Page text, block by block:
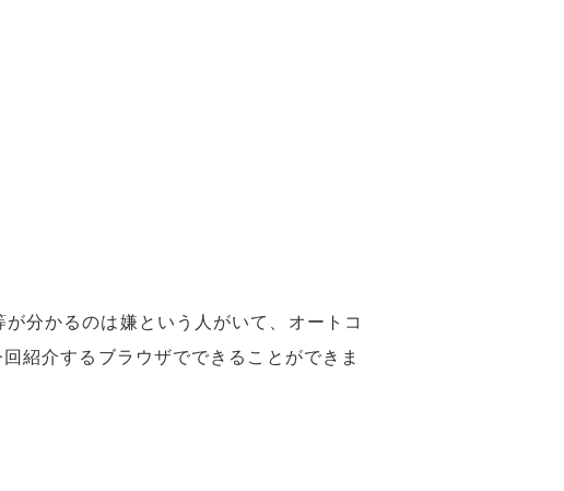
分かるのは嫌という人がいて、オートコ
紹介するブラウザでできることができま